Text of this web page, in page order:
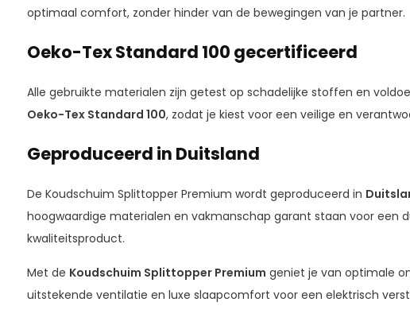
optimaal comfort, zonder hinder van de bewegingen van je partner.
Oeko-Tex Standard 100 gecertificeerd
Alle gebruikte materialen zijn getest op schadelijke stoffen en
Oeko-Tex Standard 100, zodat je kiest voor een veilige en
Geproduceerd in Duitsland
De Koudschuim Splittopper Premium wordt geproduceerd in
hoogwaardige materialen en vakmanschap garant staan voor een
kwaliteitsproduct.
Met de Koudschuim Splittopper Premium geniet je van optimale
uitstekende ventilatie en luxe slaapcomfort voor een elektrisch